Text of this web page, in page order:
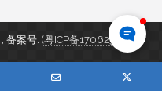
,备案号:(粤ICP备17062346号)